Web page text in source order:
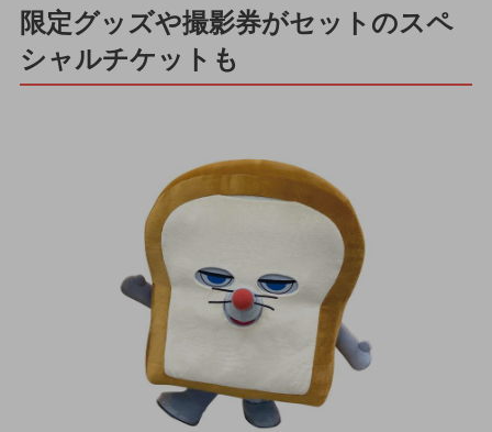
限定グッズや撮影券がセットのスペ
シャルチケットも